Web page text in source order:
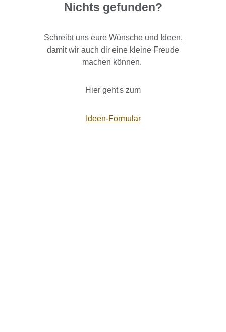
Nichts gefunden?
Schreibt uns eure Wünsche und Ideen,
damit wir auch dir eine kleine Freude
machen können.
Hier geht's zum
Ideen-Formular